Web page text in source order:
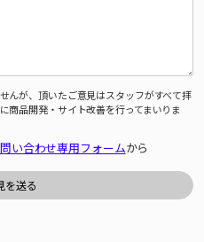
んが、頂いたご意見はスタッフがすべて拝
商品開発・サイト改善を行ってまいりま
い合わせ専用フォームから